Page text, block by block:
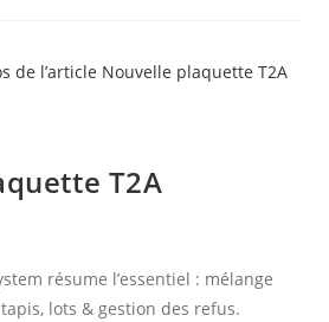
T2A
résume l’essentiel : mélange
lots & gestion des refus.